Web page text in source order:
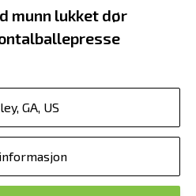
munn lukket dør
GA, US